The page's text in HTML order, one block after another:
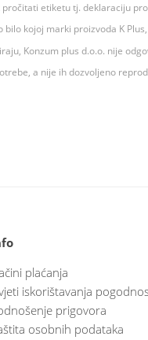
etiketu tj. deklaraciju
kojoj marki proizvoda K
Konzum plus d.o.o. nije
a nije ih dozvoljeno
plaćanja
iskorištavanja
prigovora
osobnih podataka